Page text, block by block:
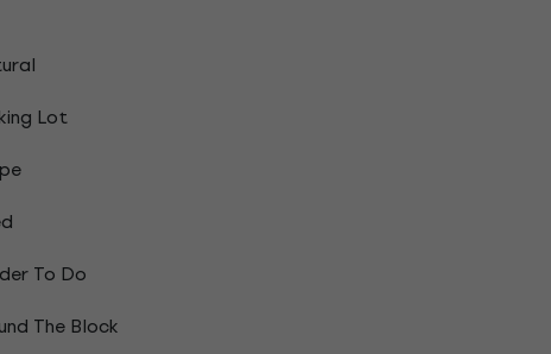
Lot
To Do
The Block